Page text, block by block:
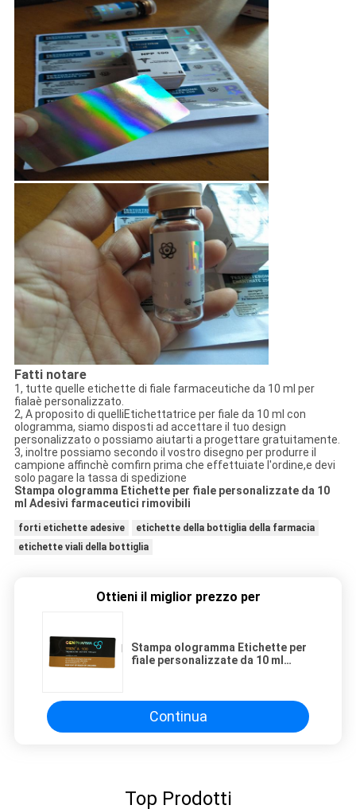
Fatti notare
1, tutte quelle etichette di fiale farmaceutiche da 10 ml per
fialaè personalizzato.
2, A proposito di quelliEtichettatrice per fiale da 10 ml con
ologramma, siamo disposti ad accettare il tuo design
personalizzato o possiamo aiutarti a progettare gratuitamente.
3, inoltre possiamo secondo il vostro disegno per produrre il
campione affinchè comfirn prima che effettuiate l'ordine,e devi
solo pagare la tassa di spedizione
Stampa ologramma Etichette per fiale personalizzate da 10
ml Adesivi farmaceutici rimovibili
forti etichette adesive
etichette della bottiglia della farmacia
etichette viali della bottiglia
Ottieni il miglior prezzo per
Stampa ologramma Etichette per
fiale personalizzate da 10 ml
Continua
Top Prodotti